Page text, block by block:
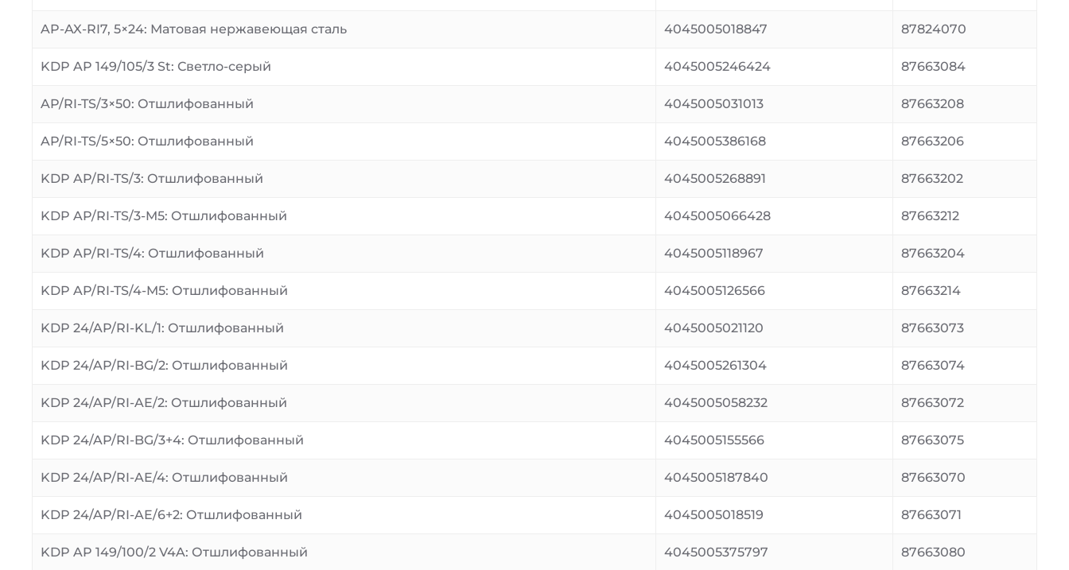
AP-AX-RI7, 5×24: Матовая нержавеющая сталь 4045005018847 87824070
KDP AP 149/105/3 St: Светло-серый 4045005246424 87663084
AP/RI-TS/3×50: Отшлифованный 4045005031013 87663208
AP/RI-TS/5×50: Отшлифованный 4045005386168 87663206
KDP AP/RI-TS/3: Отшлифованный 4045005268891 87663202
KDP AP/RI-TS/3-M5: Отшлифованный 4045005066428 87663212
KDP AP/RI-TS/4: Отшлифованный 4045005118967 87663204
KDP AP/RI-TS/4-M5: Отшлифованный 4045005126566 87663214
KDP 24/AP/RI-KL/1: Отшлифованный 4045005021120 87663073
KDP 24/AP/RI-BG/2: Отшлифованный 4045005261304 87663074
KDP 24/AP/RI-AE/2: Отшлифованный 4045005058232 87663072
KDP 24/AP/RI-BG/3+4: Отшлифованный 4045005155566 87663075
KDP 24/AP/RI-AE/4: Отшлифованный 4045005187840 87663070
KDP 24/AP/RI-AE/6+2: Отшлифованный 4045005018519 87663071
KDP AP 149/100/2 V4A: Отшлифованный 4045005375797 87663080